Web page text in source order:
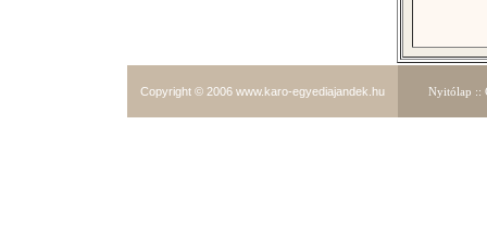
Copyright © 2006 www.karo-egyediajandek.hu Nyitólap ::